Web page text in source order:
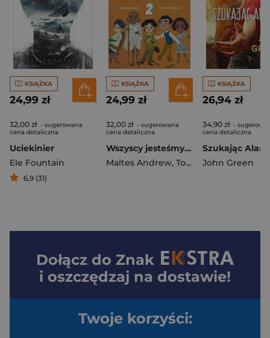
KSIĄŻKA
24,99 zł
32,00 zł - sugerowana
cena detaliczna
Uciekinier
Ele Fountain
6,9 (31)
KSIĄŻKA
24,99 zł
32,00 zł - sugerowana
cena detaliczna
Wszyscy jesteśmy geniuszami 2 Wspaniałe umysły, które nas inspirują
Maltes Andrew, Torre Moreno Arturo
KSIĄŻKA
26,94 zł
34,90 zł -
cena detaliczna
Szukając
John Green
Dołącz do Znak
i oszczędzaj na dostawie!
Twoje korzyści: